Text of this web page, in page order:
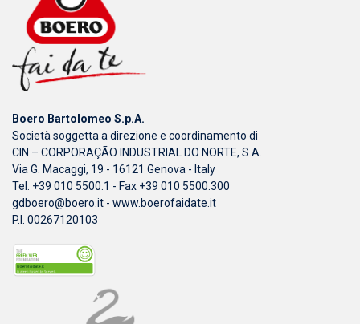
Boero Bartolomeo S.p.A.
Società soggetta a direzione e coordinamento di
CIN – CORPORAÇÃO INDUSTRIAL DO NORTE, S.A.
Via G. Macaggi, 19 - 16121 Genova - Italy
Tel. +39 010 5500.1 - Fax +39 010 5500.300
gdboero@boero.it - www.boerofaidate.it
P.I. 00267120103